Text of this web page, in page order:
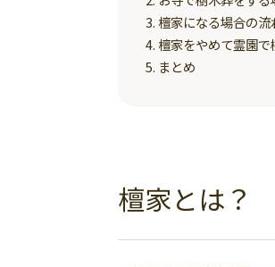
檀家になる場合の流
檀家をやめて霊園
まとめ
檀家とは？